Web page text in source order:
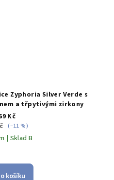
Zyphoria Silver Verde s
a třpytivými zirkony
Kč
(–11 %)
| Sklad B
košíku